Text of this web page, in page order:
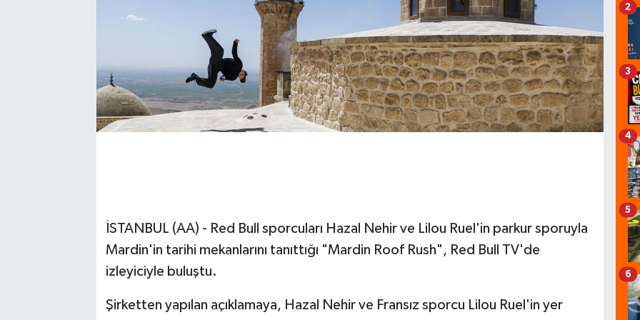
İSTANBUL (AA) - Red Bull sporcuları Hazal Nehir ve Lilou Ruel'in parkur sporuyla
Mardin'in tarihi mekanlarını tanıttığı "Mardin Roof Rush", Red Bull TV'de
izleyiciyle buluştu.
Şirketten yapılan açıklamaya, Hazal Nehir ve Fransız sporcu Lilou Ruel'in yer
2
3
4
5
6